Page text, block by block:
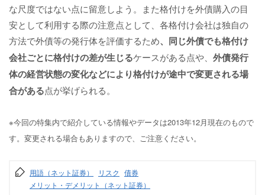
な尺度ではない点に留意しよう。また格付けを外債購入の目
安として利用する際の注意点として、各格付け会社は独自の
方法で外債等の発行体を評価するため、同じ外債でも格付け
会社ごとに格付けの差が生じるケースがある点や、 外債発行
体の経営状態の変化などにより格付けが途中で変更される場
合がある点が挙げられる。
※今回の特集内で紹介している情報やデータは2013年12月現在のもので
す。変更される場合もありますので、ご注意ください。
用語（ネット証券） リスク 債券
メリット・デメリット（ネット証券）